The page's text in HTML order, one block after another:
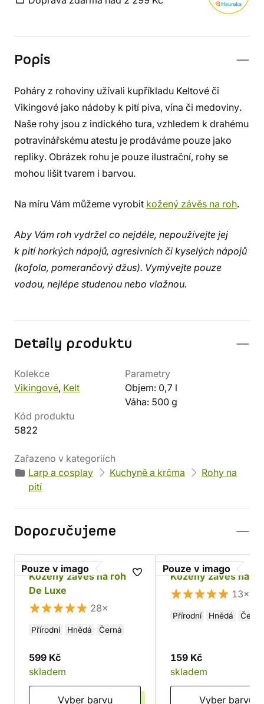
Popis
Poháry z rohoviny užívali kupříkladu Keltové či
Vikingové jako nádoby k pití piva, vína či medoviny.
Naše rohy jsou z indického tura, vzhledem k drahému
potravinářskému atestu je prodáváme pouze jako
repliky. Obrázek rohu je pouze ilustrační, rohy se
mohou lišit tvarem i barvou.
Na míru Vám můžeme vyrobit kožený závěs na roh.
Aby Vám roh vydržel co nejdéle, nepoužívejte jej
k pití horkých nápojů, agresivních či kyselých nápojů
(kofola, pomerančový džus). Vymývejte pouze
vodou, nejlépe studenou nebo vlažnou.
Detaily produktu
Kolekce
Vikingové, Kelt
Parametry
Objem: 0,7 l
Váha: 500 g
Kód produktu
5822
Zařazeno v kategoriích
Larp a cosplay
Kuchyně a krčma
Rohy na
pití
Doporučujeme
Pouze v imago
Kožený závěs na roh
De Luxe
28×
Přírodní Hnědá Černá
599 Kč
skladem
Vyber barvu
Pouze v imago
Kožený závěs na
13×
Přírodní Hnědá Černá
159 Kč
skladem
Vyber barvu